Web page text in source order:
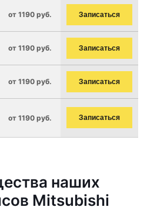
от 1190 руб. Записаться
от 1190 руб. Записаться
от 1190 руб. Записаться
от 1190 руб. Записаться
наших
Mitsubishi